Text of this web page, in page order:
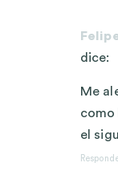
dice:
Me
como
el